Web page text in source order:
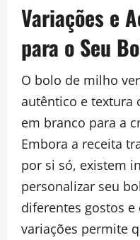
Variações e
para o Seu
O bolo de milho
autêntico e textura
em branco para a
Embora a receita
por si só, existem
personalizar seu
diferentes gostos e
variações permite